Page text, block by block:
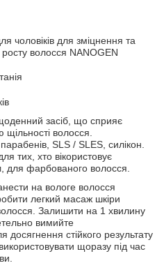
чоловіків для зміцнення та
волосся NANOGEN
засіб, що сприяє
щільності волосся.
SLS / SLES, силікон.
тих, хто вікористовує
для фарбованого волосся.
на вологе волосся
легкий масаж шкіри
Залишити на 1 хвилину
вимийте
досягнення стійкого результату
щоразу під час